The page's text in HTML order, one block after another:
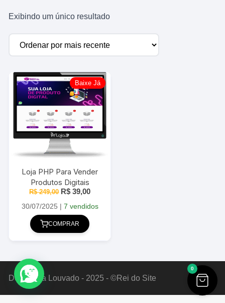
Exibindo um único resultado
Baixe Já
Loja PHP Para Vender
Produtos Digitais
R$249,00 O
original
era:
R$ 249,00.
R$ 39,00O
atual
30/07/2025 | 7 vendidos
COMPRAR
Deus Seja Louvado - 2025 - ©Rei do Site
0